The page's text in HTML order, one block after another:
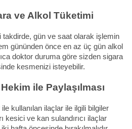
ve Alkol Tüketimi
gün ve saat olarak işlemin
gününden önce en az üç gün alkol
doktor duruma göre sizden sigara
kesmenizi isteyebilir.
ile Paylaşılması
kullanılan ilaçlar ile ilgili bilgiler
kesici ve kan sulandırıcı ilaçlar